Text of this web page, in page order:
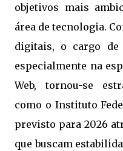
objetivos mais
área de tecnologia.
digitais, o cargo de
especialmente na
Web, tornou-se
como o Instituto
previsto para 2026
que buscam